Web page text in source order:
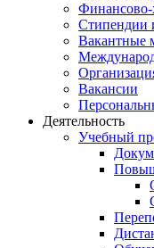
Финансово-
Стипендии
Вакантные
Вакансии
Деятельность
Учебный